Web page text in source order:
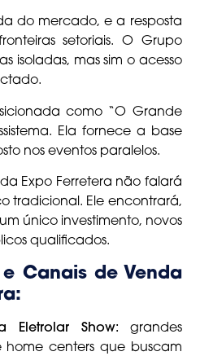
do mercado, e a resposta
setoriais. O Grupo
isoladas, mas sim o acesso
como “O Grande
Ela fornece a base
nos eventos paralelos.
Expo Ferretera não falará
tradicional. Ele encontrará,
único investimento, novos
qualificados.
Canais de Venda
Eletrolar Show: grandes
home centers que buscam